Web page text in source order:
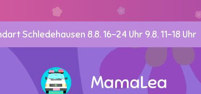
Schledehausen 8.8. 16-24 Uhr 9.8. 11-18 Uhr
MamaLea